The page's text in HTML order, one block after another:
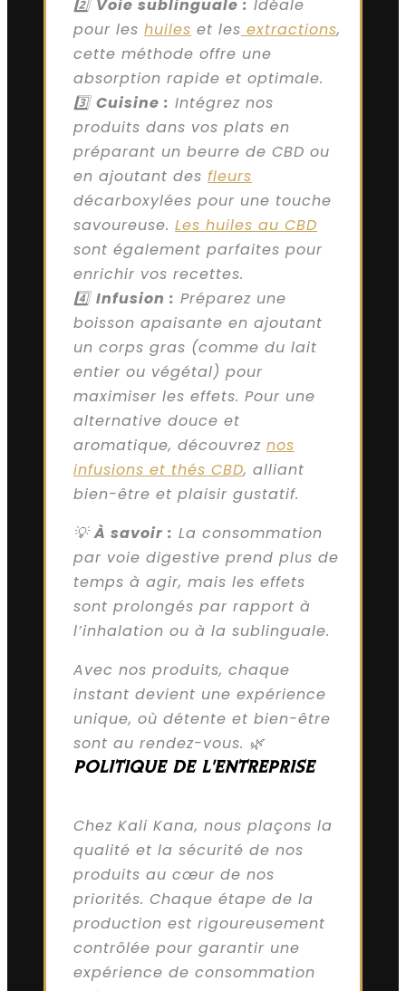
2️⃣ Voie sublinguale : Idéale
pour les huiles et les extractions,
cette méthode offre une
absorption rapide et optimale.
3️⃣ Cuisine : Intégrez nos
produits dans vos plats en
préparant un beurre de CBD ou
en ajoutant des fleurs
décarboxylées pour une touche
savoureuse. Les huiles au CBD
sont également parfaites pour
enrichir vos recettes.
4️⃣ Infusion : Préparez une
boisson apaisante en ajoutant
un corps gras (comme du lait
entier ou végétal) pour
maximiser les effets. Pour une
alternative douce et
aromatique, découvrez nos
infusions et thés CBD, alliant
bien-être et plaisir gustatif.
💡À savoir : La consommation
par voie digestive prend plus de
temps à agir, mais les effets
sont prolongés par rapport à
l’inhalation ou à la sublinguale.
Avec nos produits, chaque
instant devient une expérience
unique, où détente et bien-être
sont au rendez-vous. 🌿
POLITIQUE DE L'ENTREPRISE
Chez Kali Kana, nous plaçons la
qualité et la sécurité de nos
produits au cœur de nos
priorités. Chaque étape de la
production est rigoureusement
contrôlée pour garantir une
expérience de consommation